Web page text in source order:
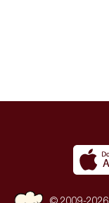
© 2009-2026